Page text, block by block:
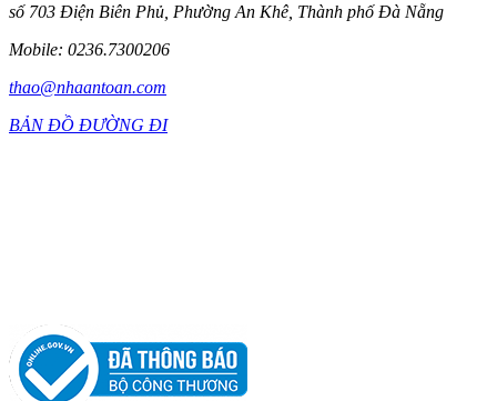
số 703 Điện Biên Phủ, Phường An Khê, Thành phố Đà Nẵng
Mobile: 0236.7300206
thao@nhaantoan.com
BẢN ĐỒ ĐƯỜNG ĐI